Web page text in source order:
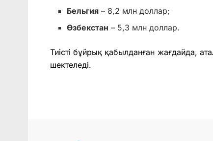
Бельгия – 8,2 млн доллар;
Өзбекстан – 5,3 млн доллар.
Тиісті бұйрық қабылданған жағдайда,
шектеледі.